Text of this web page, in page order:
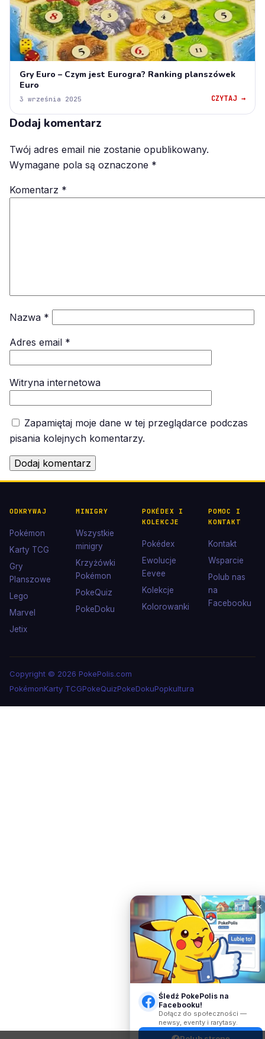
Gry Euro – Czym jest Eurogra? Ranking planszówek
Euro
3 września 2025 CZYTAJ →
Dodaj komentarz
Twój adres email nie zostanie opublikowany.
Wymagane pola są oznaczone *
Komentarz *
Nazwa *
Adres email *
Witryna internetowa
Zapamiętaj moje dane w tej przeglądarce podczas
pisania kolejnych komentarzy.
ODKRYWAJ
Pokémon
Karty TCG
Gry
Planszowe
Lego
Marvel
Jetix
MINIGRY
Wszystkie
minigry
Krzyżówki
Pokémon
PokeQuiz
PokeDoku
POKÉDEX I
KOLEKCJE
Pokédex
Ewolucje
Eevee
Kolekcje
Kolorowanki
POMOC I
KONTAKT
Kontakt
Wsparcie
Polub nas
na
Facebooku
Copyright © 2026 PokePolis.com
PokémonKarty TCGPokeQuizPokeDokuPopkultura
✕
Śledź PokePolis na
Facebooku!
Dołącz do społeczności —
newsy, eventy i rarytasy.